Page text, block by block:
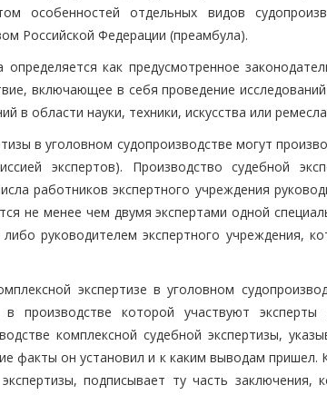
особенностей отдельных видов
Российской Федерации (преамбула).
как предусмотренное
включающее в себя проведение
в области науки, техники, искусства или
в уголовном судопроизводстве могут
экспертов). Производство судебной
работников экспертного учреждения
не менее чем двумя экспертами одной
руководителем экспертного учреждения,
экспертизе в уголовном
производстве которой участвуют эксперты
комплексной судебной экспертизы,
факты он установил и к каким выводам пришел.
подписывает ту часть заключения,